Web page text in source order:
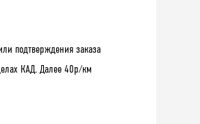
подтверждения заказа
КАД. Далее 40р/км